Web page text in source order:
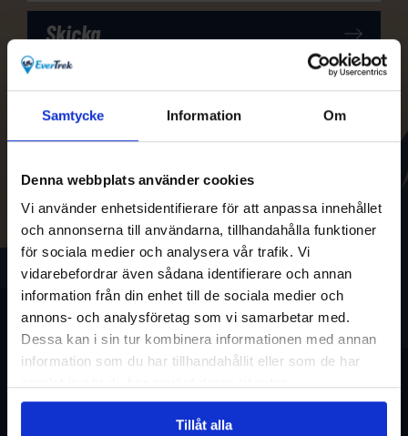
Samtycke Information Om
Denna webbplats använder cookies
Vi använder enhetsidentifierare för att anpassa innehållet
och annonserna till användarna, tillhandahålla funktioner
för sociala medier och analysera vår trafik. Vi
vidarebefordrar även sådana identifierare och annan
information från din enhet till de sociala medier och
annons- och analysföretag som vi samarbetar med.
Dessa kan i sin tur kombinera informationen med annan
information som du har tillhandahållit eller som de har
Tillåt alla